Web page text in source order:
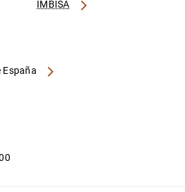
IMBISA
España